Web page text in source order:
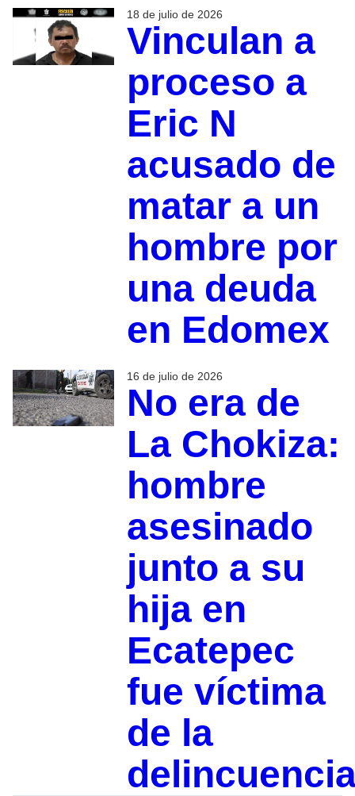
18 de julio de 2026
Vinculan a
proceso a
Eric N
acusado de
matar a un
hombre por
una deuda
en Edomex
16 de julio de 2026
No era de
La Chokiza:
hombre
asesinado
junto a su
hija en
Ecatepec
fue víctima
de la